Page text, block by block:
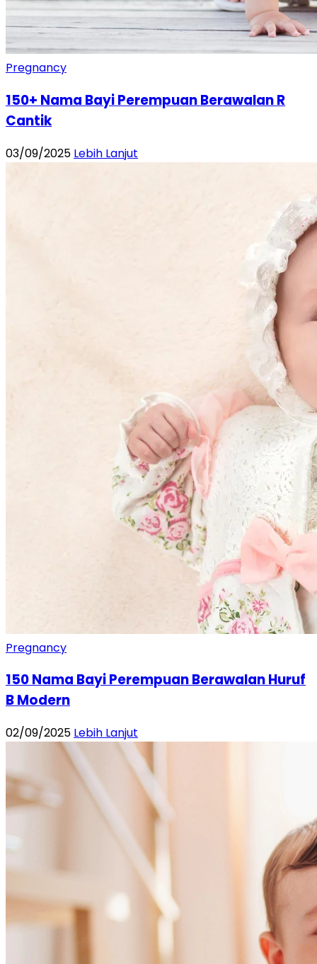
Pregnancy
150+ Nama Bayi Perempuan Berawalan R
Cantik
03/09/2025 Lebih Lanjut
Pregnancy
150 Nama Bayi Perempuan Berawalan Huruf
B Modern
02/09/2025 Lebih Lanjut